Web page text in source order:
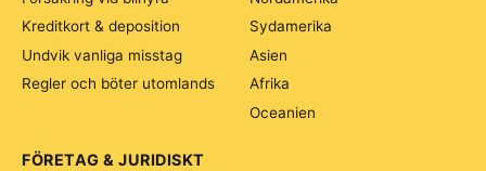
Sydamerika
Asien
Afrika
Oceanien
Kreditkort & deposition
Undvik vanliga misstag
Regler och böter utomlands
FÖRETAG & JURIDISKT